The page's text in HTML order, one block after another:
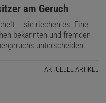
am Geruch
– sie riechen es. Eine
bekannten und fremden
unterscheiden.
AKTUELLE ARTIKEL